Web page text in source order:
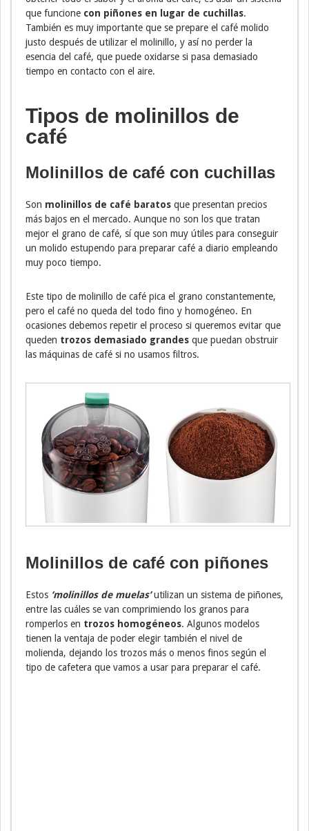
que funcione con piñones en lugar de cuchillas.
También es muy importante que se prepare el café molido
justo después de utilizar el molinillo, y así no perder la
esencia del café, que puede oxidarse si pasa demasiado
tiempo en contacto con el aire.
Tipos de molinillos de
café
Molinillos de café con cuchillas
Son molinillos de café baratos que presentan precios
más bajos en el mercado. Aunque no son los que tratan
mejor el grano de café, sí que son muy útiles para conseguir
un molido estupendo para preparar café a diario empleando
muy poco tiempo.
Este tipo de molinillo de café pica el grano constantemente,
pero el café no queda del todo fino y homogéneo. En
ocasiones debemos repetir el proceso si queremos evitar que
queden trozos demasiado grandes que puedan obstruir
las máquinas de café si no usamos filtros.
Molinillos de café con piñones
Estos ‘molinillos de muelas’ utilizan un sistema de piñones,
entre las cuáles se van comprimiendo los granos para
romperlos en trozos homogéneos. Algunos modelos
tienen la ventaja de poder elegir también el nivel de
molienda, dejando los trozos más o menos finos según el
tipo de cafetera que vamos a usar para preparar el café.